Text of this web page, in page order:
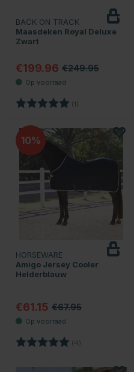
BACK ON TRACK
Maasdeken Royal Deluxe
Zwart
€199.96 €249.95
Beoordeling: (1)
10
HORSEWARE
Amigo Jersey Cooler
Helderblauw
€61.15 €67.95
Beoordeling: (4)